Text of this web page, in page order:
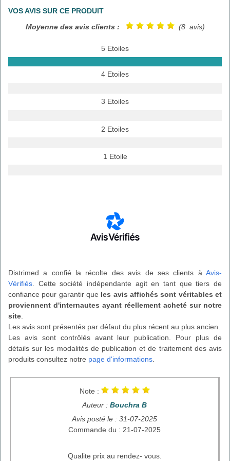
VOS AVIS SUR CE PRODUIT
Moyenne des avis clients :
(8 avis)
5 Etoiles
4 Etoiles
3 Etoiles
2 Etoiles
1 Etoile
Distrimed a confié la récolte des avis de ses clients à Avis-
Vérifiés. Cette société indépendante agit en tant que tiers de
confiance pour garantir que les avis affichés sont véritables et
proviennent d'internautes ayant réellement acheté sur notre
site.
Les avis sont présentés par défaut du plus récent au plus ancien.
Les avis sont contrôlés avant leur publication. Pour plus de
détails sur les modalités de publication et de traitement des avis
produits consultez notre page d'informations.
Note :
Auteur : Bouchra B
Avis posté le : 31-07-2025
Commande du : 21-07-2025
Qualite prix au rendez- vous.